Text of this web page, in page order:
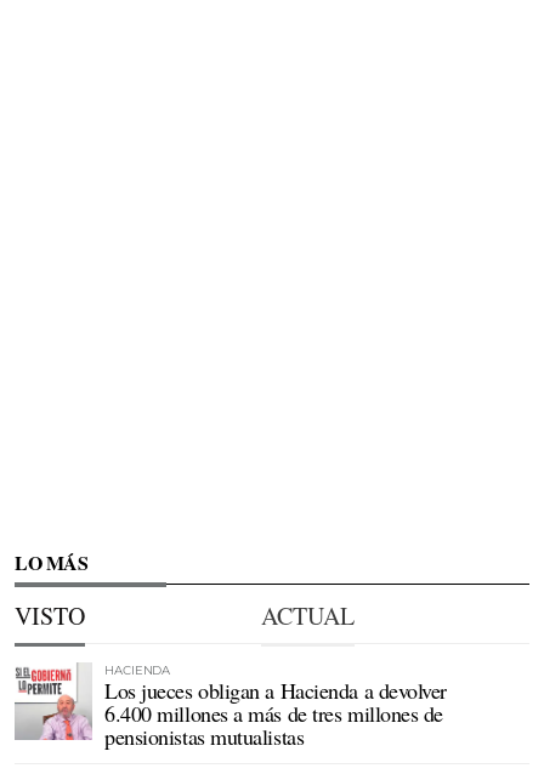
LO MÁS
VISTO ACTUAL
HACIENDA
Los jueces obligan a Hacienda a devolver
6.400 millones a más de tres millones de
pensionistas mutualistas